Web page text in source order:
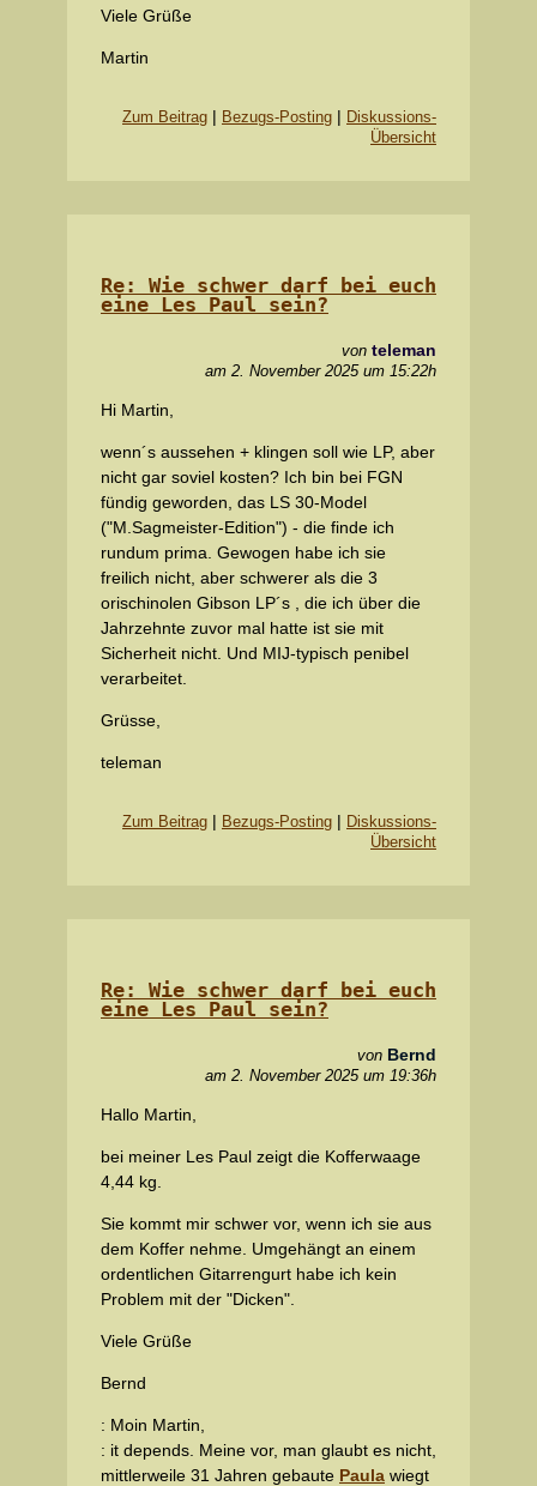
Viele Grüße
Martin
Zum Beitrag | Bezugs-Posting | Diskussions-
Übersicht
Re: Wie schwer darf bei euch
eine Les Paul sein?
von teleman
am 2. November 2025 um 15:22h
Hi Martin,
wenn´s aussehen + klingen soll wie LP, aber
nicht gar soviel kosten? Ich bin bei FGN
fündig geworden, das LS 30-Model
("M.Sagmeister-Edition") - die finde ich
rundum prima. Gewogen habe ich sie
freilich nicht, aber schwerer als die 3
orischinolen Gibson LP´s , die ich über die
Jahrzehnte zuvor mal hatte ist sie mit
Sicherheit nicht. Und MIJ-typisch penibel
verarbeitet.
Grüsse,
teleman
Zum Beitrag | Bezugs-Posting | Diskussions-
Übersicht
Re: Wie schwer darf bei euch
eine Les Paul sein?
von Bernd
am 2. November 2025 um 19:36h
Hallo Martin,
bei meiner Les Paul zeigt die Kofferwaage
4,44 kg.
Sie kommt mir schwer vor, wenn ich sie aus
dem Koffer nehme. Umgehängt an einem
ordentlichen Gitarrengurt habe ich kein
Problem mit der "Dicken".
Viele Grüße
Bernd
: Moin Martin,
: it depends. Meine vor, man glaubt es nicht,
mittlerweile 31 Jahren gebaute Paula wiegt